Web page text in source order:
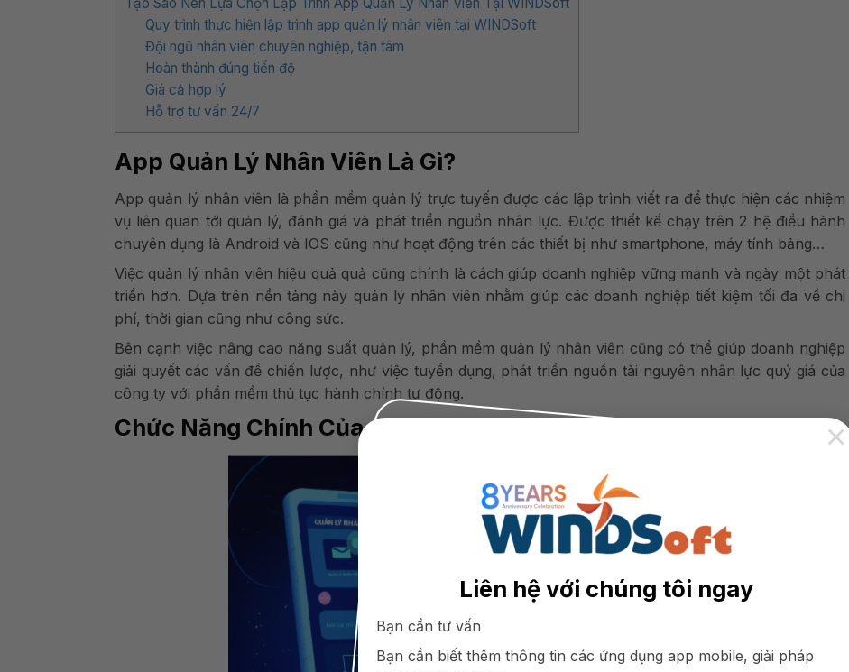
Liên hệ với chúng tôi ngay
Bạn cần tư vấn
Bạn cần biết thêm thông tin các ứng dụng app mobile, giải pháp
×
Tạo Sao Nên Lựa Chọn Lập Trình App Quản Lý Nhân Viên Tại WINDSoft
Quy trình thực hiện lập trình app quản lý nhân viên tại WINDSoft
Đội ngũ nhân viên chuyên nghiệp, tận tâm
Hoàn thành đúng tiến độ
Giá cả hợp lý
Hỗ trợ tư vấn 24/7
App Quản Lý Nhân Viên Là Gì?
App quản lý nhân viên là phần mềm quản lý trực tuyến được các lập trình viết ra để thực hiện các nhiệm
vụ liên quan tới quản lý, đánh giá và phát triển nguồn nhân lực. Được thiết kế chạy trên 2 hệ điều hành
chuyên dụng là Android và IOS cũng như hoạt động trên các thiết bị như smartphone, máy tính bảng…
Việc quản lý nhân viên hiệu quả quả cũng chính là cách giúp doanh nghiệp vững mạnh và ngày một phát
triển hơn. Dựa trên nền tảng này quản lý nhân viên nhằm giúp các doanh nghiệp tiết kiệm tối đa về chi
phí, thời gian cũng như công sức.
Bên cạnh việc nâng cao năng suất quản lý, phần mềm quản lý nhân viên cũng có thể giúp doanh nghiệp
giải quyết các vấn đề chiến lược, như việc tuyển dụng, phát triển nguồn tài nguyên nhân lực quý giá của
công ty với phần mềm thủ tục hành chính tự động.
Chức Năng Chính Của App Quản Lý Nhân Viên